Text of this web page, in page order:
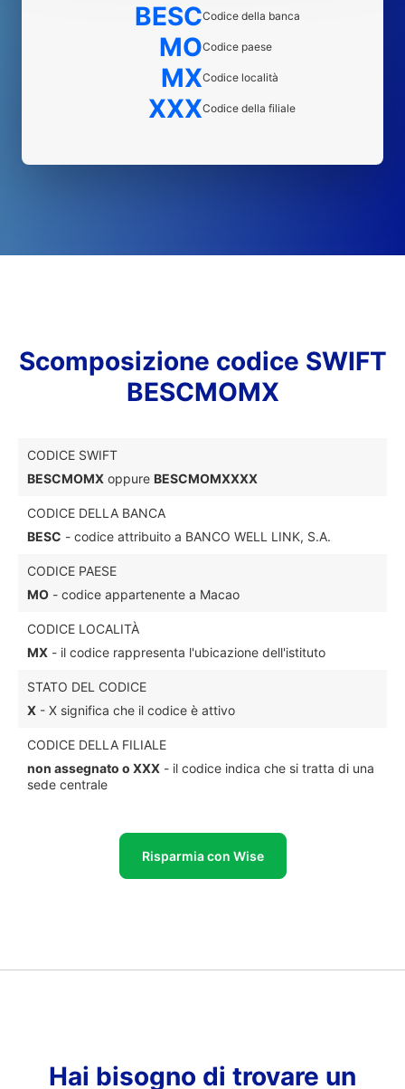
BESCCodice della banca
MOCodice paese
MXCodice località
XXXCodice della filiale
Scomposizione codice SWIFT
BESCMOMX
CODICE SWIFT
BESCMOMX oppure BESCMOMXXXX
CODICE DELLA BANCA
BESC - codice attribuito a BANCO WELL LINK, S.A.
CODICE PAESE
MO - codice appartenente a Macao
CODICE LOCALITÀ
MX - il codice rappresenta l'ubicazione dell'istituto
STATO DEL CODICE
X - X significa che il codice è attivo
CODICE DELLA FILIALE
non assegnato o XXX - il codice indica che si tratta di una
sede centrale
Risparmia con Wise
Hai bisogno di trovare un